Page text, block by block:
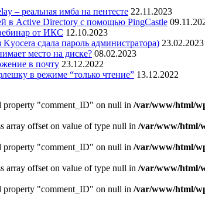
– реальная имба на пентесте 22.11.2023
в Active Directory с помощью PingCastle
от ИКС 12.10.2023
сдала пароль администратора) 23.02.2023
место на диске? 08.02.2023
в почту 23.12.2022
в режиме “только чтение” 13.12.2022
property "comment_ID" on null in /var/www/html/
array offset on value of type null in /var/www/html/
property "comment_ID" on null in /var/www/html/
array offset on value of type null in /var/www/html/
property "comment_ID" on null in /var/www/html/